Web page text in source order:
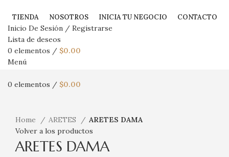
TIENDA NOSOTROS INICIA TU NEGOCIO CONTACTO
Inicio De Sesión / Registrarse
Lista de deseos
0 elementos / $0.00
Menú
0 elementos / $0.00
Home
ARETES
ARETES DAMA
Volver a los productos
ARETES DAMA